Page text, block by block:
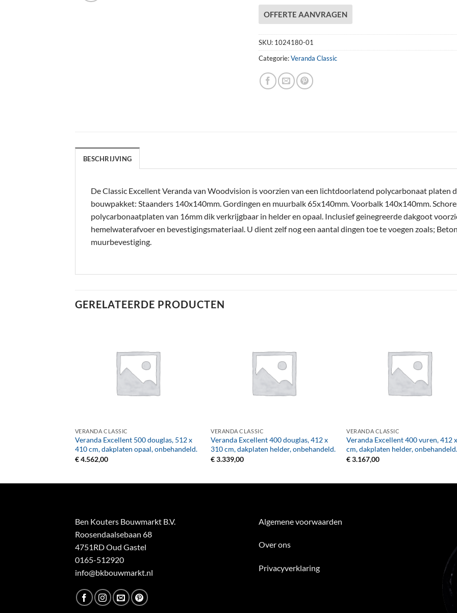
OFFERTE AANVRAGEN
SKU: 1024180-01
Categorie:Veranda Classic
BESCHRIJVING
De Classic Excellent Veranda van Woodvision is voorzien van een lichtdoorlatend polycarbonaat platen
bouwpakket: Staanders 140x140mm. Gordingen en muurbalk 65x140mm. Voorbalk 140x140mm.
polycarbonaatplaten van 16mm dik verkrijgbaar in helder en opaal. Inclusief geinegreerde dakgoot
hemelwaterafvoer en bevestigingsmateriaal. U dient zelf nog een aantal dingen toe te voegen zoals;
muurbevestiging.
GERELATEERDE PRODUCTEN
VERANDA CLASSIC
Veranda Excellent 500 douglas, 512 x
410 cm, dakplaten opaal, onbehandeld.
€4.562,00
VERANDA CLASSIC
Veranda Excellent 400 douglas, 412 x
310 cm, dakplaten helder, onbehandeld.
€3.339,00
VERANDA CLASSIC
Veranda Excellent 400 vuren, 412
cm, dakplaten helder, onbehandeld.
€3.167,00
Ben Kouters Bouwmarkt B.V.
Roosendaalsebaan 68
4751RD Oud Gastel
0165-512920
info@bkbouwmarkt.nl
Algemene voorwaarden
Over ons
Privacyverklaring